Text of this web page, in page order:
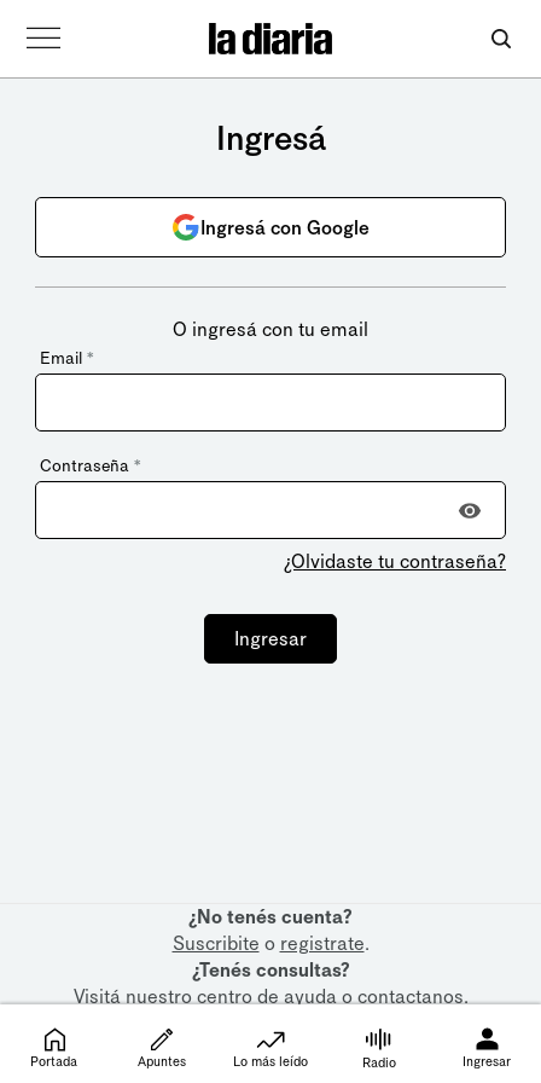
Ingresá
Ingresá con Google
O ingresá con tu email
Email *
Contraseña *
¿Olvidaste tu contraseña?
Ingresar
¿No tenés cuenta?
Suscribite o registrate.
¿Tenés consultas?
Visitá nuestrocentro de ayudaocontactanos.
Portada Apuntes Lo más leído Radio Ingresar